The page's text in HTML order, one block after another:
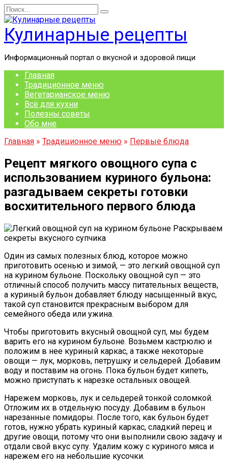
Перейти
к
содержанию
Search
for:
Кулинарные рецепты
Информационный портал о вкусной и здоровой пищи
Главная
Традиционное меню
Вегетарианское меню
Всё для кухни
Полезны советы
Обо мне
Главная » Традиционное меню » Первые блюда
Рецепт мягкого овощного супа с
использованием куриного бульона:
разгадываем секреты готовки
восхитительного первого блюда
Один из самых полезных блюд, которое можно
приготовить осенью и зимой, — это легкий овощной суп
на курином бульоне. Поскольку овощной суп — это
отличный способ получить массу питательных веществ,
а куриный бульон добавляет блюду насыщенный вкус,
такой суп становится прекрасным выбором для
семейного обеда или ужина.
Чтобы приготовить вкусный овощной суп, мы будем
варить его на курином бульоне. Возьмем кастрюлю и
положим в нее куриный каркас, а также некоторые
овощи — лук, морковь, петрушку и сельдерей. Добавим
воду и поставим на огонь. Пока бульон будет кипеть,
можно приступать к нарезке остальных овощей.
Нарежем морковь, лук и сельдерей тонкой соломкой.
Отложим их в отдельную посуду. Добавим в бульон
нарезанные помидоры. После того, как бульон будет
готов, нужно убрать куриный каркас, сладкий перец и
другие овощи, потому что они выполнили свою задачу и
отдали свой вкус супу. Удалим кожу с куриного мяса и
нарежем его на небольшие кусочки.